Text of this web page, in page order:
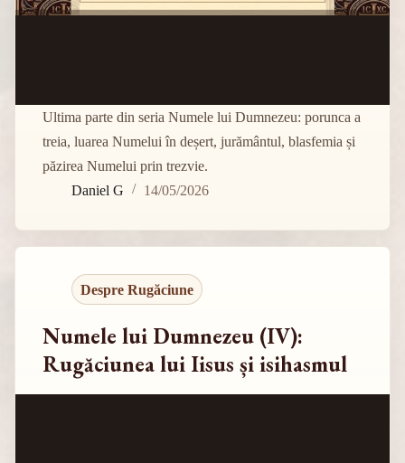
Ultima parte din seria Numele lui Dumnezeu: porunca a
treia, luarea Numelui în deșert, jurământul, blasfemia și
păzirea Numelui prin trezvie.
Daniel G
14/05/2026
Despre Rugăciune
Numele lui Dumnezeu (IV):
Rugăciunea lui Iisus și isihasmul